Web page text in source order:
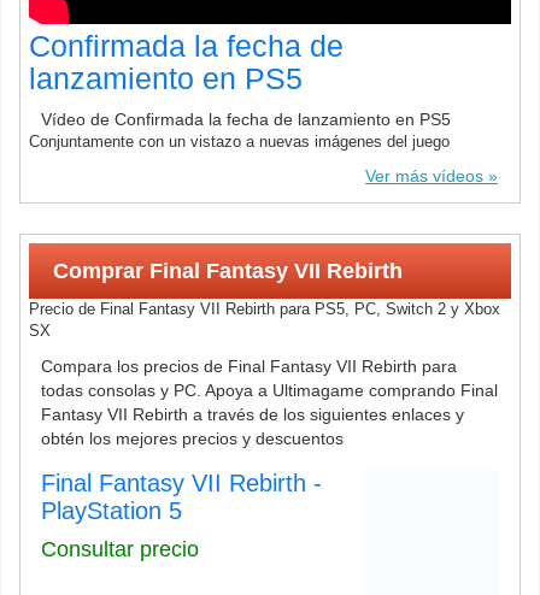
Confirmada la fecha de
lanzamiento en PS5
Vídeo de Confirmada la fecha de lanzamiento en PS5
Conjuntamente con un vistazo a nuevas imágenes del juego
Ver más vídeos
Comprar Final Fantasy VII Rebirth
Precio de Final Fantasy VII Rebirth para PS5, PC, Switch 2 y Xbox
SX
Compara los precios de Final Fantasy VII Rebirth para
todas consolas y PC. Apoya a Ultimagame comprando Final
Fantasy VII Rebirth a través de los siguientes enlaces y
obtén los mejores precios y descuentos
Final Fantasy VII Rebirth -
PlayStation 5
Consultar precio